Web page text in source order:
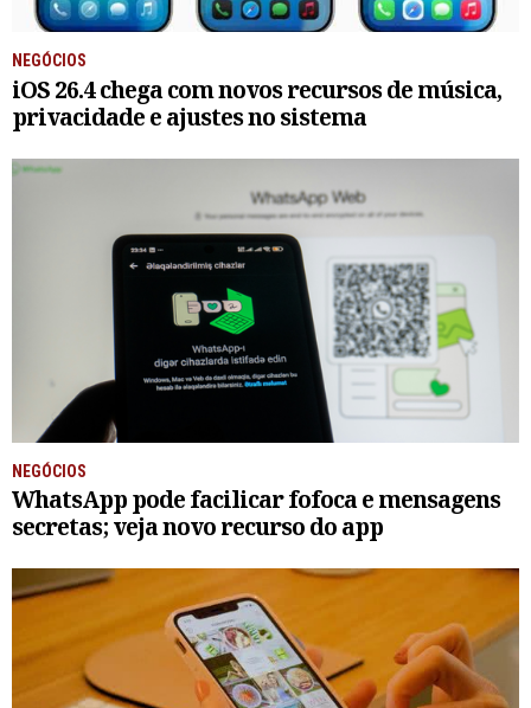
NEGÓCIOS
iOS 26.4 chega com novos recursos de música,
privacidade e ajustes no sistema
NEGÓCIOS
WhatsApp pode facilicar fofoca e mensagens
secretas; veja novo recurso do app